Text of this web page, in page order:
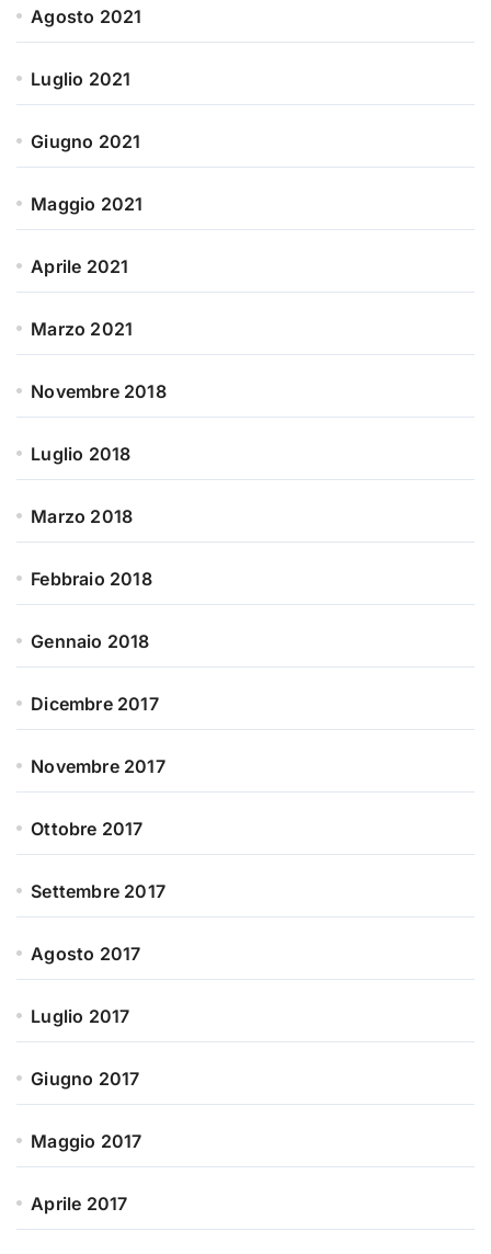
Agosto 2021
Luglio 2021
Giugno 2021
Maggio 2021
Aprile 2021
Marzo 2021
Novembre 2018
Luglio 2018
Marzo 2018
Febbraio 2018
Gennaio 2018
Dicembre 2017
Novembre 2017
Ottobre 2017
Settembre 2017
Agosto 2017
Luglio 2017
Giugno 2017
Maggio 2017
Aprile 2017